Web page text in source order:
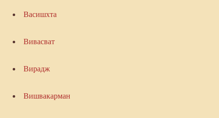
Васишхта
Вивасват
Вирадж
Вишвакарман